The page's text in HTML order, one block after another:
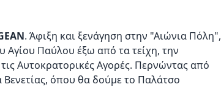
. Άφιξη και ξενάγηση στην "Αιώνια Πόλη",
Αγίου Παύλου έξω από τα τείχη, την
Αυτοκρατορικές Αγορές. Περνώντας από
όπου θα δούμε το Παλάτσο